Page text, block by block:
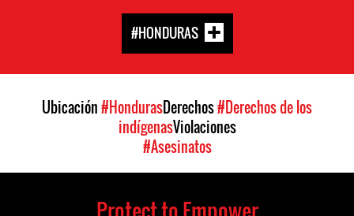
#HONDURAS
Ubicación#HondurasDerechos#Derechos de los
indígenasViolaciones
#Asesinatos